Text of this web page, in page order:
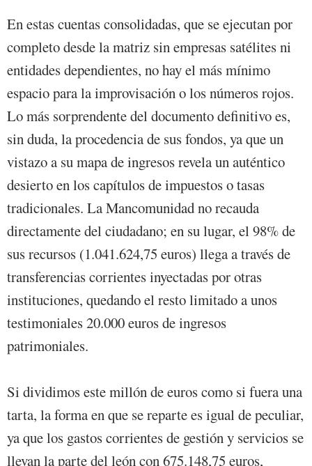
En estas cuentas consolidadas, que se ejecutan por
completo desde la matriz sin empresas satélites ni
entidades dependientes, no hay el más mínimo
espacio para la improvisación o los números rojos.
Lo más sorprendente del documento definitivo es,
sin duda, la procedencia de sus fondos, ya que un
vistazo a su mapa de ingresos revela un auténtico
desierto en los capítulos de impuestos o tasas
tradicionales. La Mancomunidad no recauda
directamente del ciudadano; en su lugar, el 98% de
sus recursos (1.041.624,75 euros) llega a través de
transferencias corrientes inyectadas por otras
instituciones, quedando el resto limitado a unos
testimoniales 20.000 euros de ingresos
patrimoniales.
Si dividimos este millón de euros como si fuera una
tarta, la forma en que se reparte es igual de peculiar,
ya que los gastos corrientes de gestión y servicios se
llevan la parte del león con 675.148,75 euros,